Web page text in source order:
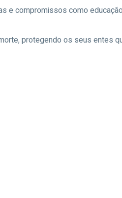
e compromissos como
protegendo os seus entes